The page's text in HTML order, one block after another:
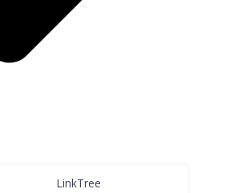
LinkTree